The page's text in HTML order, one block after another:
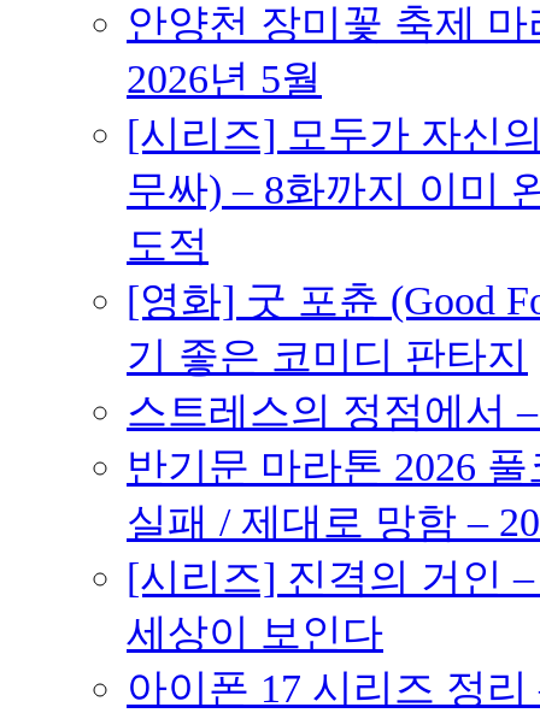
안양천 장미꽃 축제
2026년 5월
[시리즈] 모두가 자신
무싸) – 8화까지 이미
도적
[영화] 굿 포츈 (Good
기 좋은 코미디 판타지
스트레스의 정점에서
반기문 마라톤 2026
실패 / 제대로 망함 –
[시리즈] 진격의 거인
세상이 보인다
아이폰 17 시리즈 정